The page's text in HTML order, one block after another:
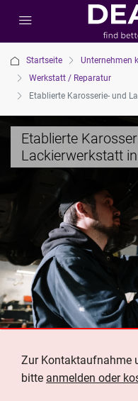
Startseite Unternehmen
Werkstatt / Reparatur
Etablierte Karosserie- und
Etablierte
Lackierwerkstatt
Zur Kontaktaufnahme
bitte anmelden oder